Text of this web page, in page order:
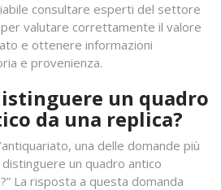
consultare esperti del settore
valutare correttamente il valore
e ottenere informazioni
e provenienza.
un quadro
da una replica?
una delle domande più
distinguere un quadro antico
La risposta a questa domanda